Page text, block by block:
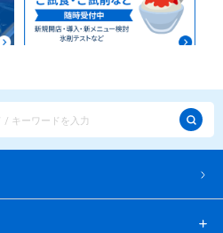
ドリンクカップ・ストロー
詰め替え容器